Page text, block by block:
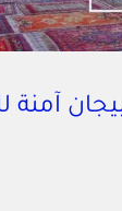
آمنة